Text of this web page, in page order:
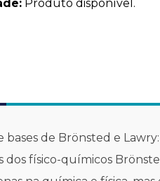
Produto disponível.
bases de Brönsted e
dos físico-químicos